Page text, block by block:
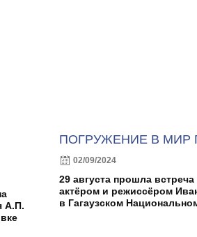
А.П.
ПОГРУЖЕНИЕ В МИР
02/09/2024
29 августа прошла
актёром и режиссёром
в Гагаузском